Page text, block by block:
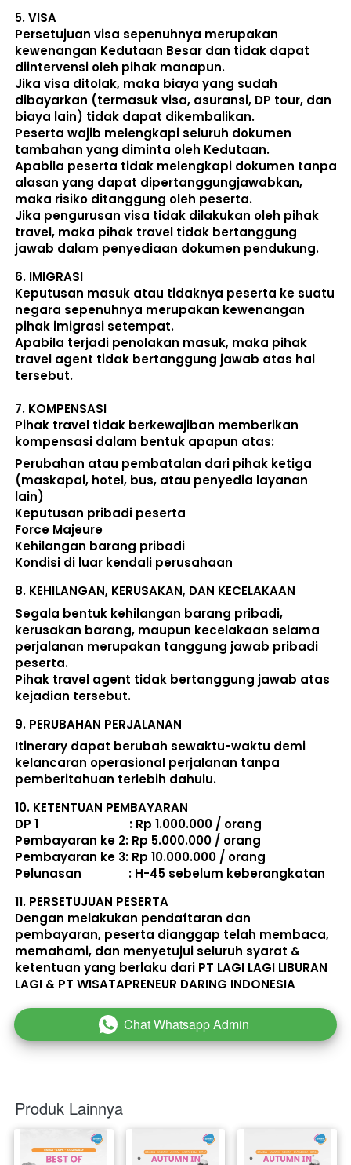
5. VISA
Persetujuan visa sepenuhnya merupakan
kewenangan Kedutaan Besar dan tidak dapat
diintervensi oleh pihak manapun.
Jika visa ditolak, maka biaya yang sudah
dibayarkan (termasuk visa, asuransi, DP tour, dan
biaya lain) tidak dapat dikembalikan.
Peserta wajib melengkapi seluruh dokumen
tambahan yang diminta oleh Kedutaan.
Apabila peserta tidak melengkapi dokumen tanpa
alasan yang dapat dipertanggungjawabkan,
maka risiko ditanggung oleh peserta.
Jika pengurusan visa tidak dilakukan oleh pihak
travel, maka pihak travel tidak bertanggung
jawab dalam penyediaan dokumen pendukung.
6. IMIGRASI
Keputusan masuk atau tidaknya peserta ke suatu
negara sepenuhnya merupakan kewenangan
pihak imigrasi setempat.
Apabila terjadi penolakan masuk, maka pihak
travel agent tidak bertanggung jawab atas hal
tersebut.
7. KOMPENSASI
Pihak travel tidak berkewajiban memberikan
kompensasi dalam bentuk apapun atas:
Perubahan atau pembatalan dari pihak ketiga
(maskapai, hotel, bus, atau penyedia layanan
lain)
Keputusan pribadi peserta
Force Majeure
Kehilangan barang pribadi
Kondisi di luar kendali perusahaan
8. KEHILANGAN, KERUSAKAN, DAN KECELAKAAN
Segala bentuk kehilangan barang pribadi,
kerusakan barang, maupun kecelakaan selama
perjalanan merupakan tanggung jawab pribadi
peserta.
Pihak travel agent tidak bertanggung jawab atas
kejadian tersebut.
9. PERUBAHAN PERJALANAN
Itinerary dapat berubah sewaktu-waktu demi
kelancaran operasional perjalanan tanpa
pemberitahuan terlebih dahulu.
10. KETENTUAN PEMBAYARAN
DP 1                             : Rp 1.000.000 / orang
Pembayaran ke 2: Rp 5.000.000 / orang
Pembayaran ke 3: Rp 10.000.000 / orang
Pelunasan               : H-45 sebelum keberangkatan
11. PERSETUJUAN PESERTA
Dengan melakukan pendaftaran dan
pembayaran, peserta dianggap telah membaca,
memahami, dan menyetujui seluruh syarat &
ketentuan yang berlaku dari PT LAGI LAGI LIBURAN
LAGI & PT WISATAPRENEUR DARING INDONESIA
` Chat Whatsapp Admin
Produk Lainnya